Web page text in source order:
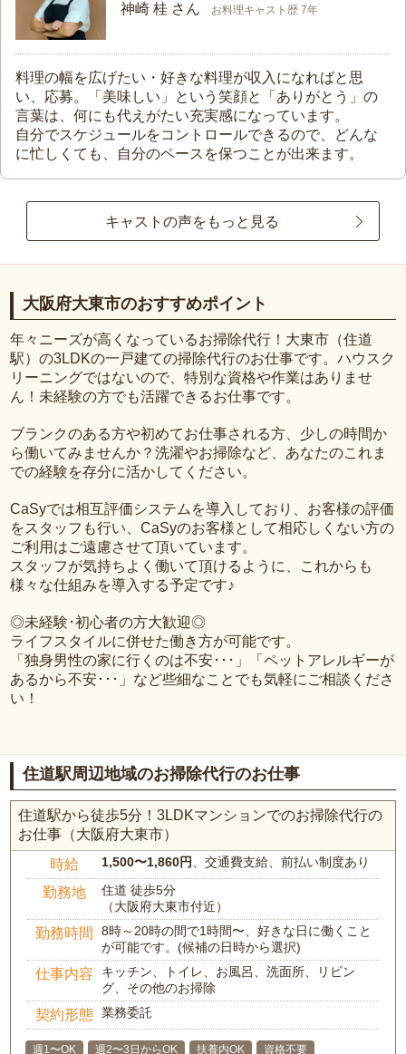
神崎 桂 さん お料理キャスト歴 7年
料理の幅を広げたい・好きな料理が収入になればと思
い、応募。「美味しい」という笑顔と「ありがとう」の
言葉は、何にも代えがたい充実感になっています。
自分でスケジュールをコントロールできるので、どんな
に忙しくても、自分のペースを保つことが出来ます。
キャストの声をもっと見る
大阪府大東市のおすすめポイント
年々ニーズが高くなっているお掃除代行！大東市（住道
駅）の3LDKの一戸建ての掃除代行のお仕事です。ハウスク
リーニングではないので、特別な資格や作業はありませ
ん！未経験の方でも活躍できるお仕事です。
ブランクのある方や初めてお仕事される方、少しの時間か
ら働いてみませんか？洗濯やお掃除など、あなたのこれま
での経験を存分に活かしてください。
CaSyでは相互評価システムを導入しており、お客様の評価
をスタッフも行い、CaSyのお客様として相応しくない方の
ご利用はご遠慮させて頂いています。
スタッフが気持ちよく働いて頂けるように、これからも
様々な仕組みを導入する予定です♪
◎未経験･初心者の方大歓迎◎
ライフスタイルに併せた働き方が可能です。
「独身男性の家に行くのは不安･･･」「ペットアレルギーが
あるから不安･･･」など些細なことでも気軽にご相談くださ
い！
住道駅周辺地域のお掃除代行のお仕事
住道駅から徒歩5分！3LDKマンションでのお掃除代行の
お仕事（大阪府大東市）
時給 1,500〜1,860円、交通費支給、前払い制度あり
勤務地
住道 徒歩5分
（大阪府大東市付近）
勤務時間
8時～20時の間で1時間〜、好きな日に働くこと
が可能です。(候補の日時から選択)
仕事内容
キッチン、トイレ、お風呂、洗面所、リビン
グ、その他のお掃除
契約形態 業務委託
週1〜OK 週2〜3日からOK 扶養内OK 資格不要